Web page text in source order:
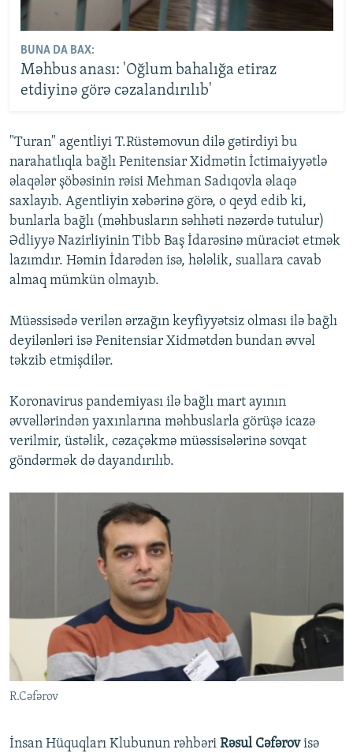
BUNA DA BAX:
Məhbus anası: 'Oğlum bahalığa etiraz
etdiyinə görə cəzalandırılıb'
"Turan" agentliyi T.Rüstəmovun dilə gətirdiyi bu
narahatlıqla bağlı Penitensiar Xidmətin İctimaiyyətlə
əlaqələr şöbəsinin rəisi Mehman Sadıqovla əlaqə
saxlayıb. Agentliyin xəbərinə görə, o qeyd edib ki,
bunlarla bağlı (məhbusların səhhəti nəzərdə tutulur)
Ədliyyə Nazirliyinin Tibb Baş İdarəsinə müraciət etmək
lazımdır. Həmin İdarədən isə, hələlik, suallara cavab
almaq mümkün olmayıb.
Müəssisədə verilən ərzağın keyfiyyətsiz olması ilə bağlı
deyilənləri isə Penitensiar Xidmətdən bundan əvvəl
təkzib etmişdilər.
Koronavirus pandemiyası ilə bağlı mart ayının
əvvəllərindən yaxınlarına məhbuslarla görüşə icazə
verilmir, üstəlik, cəzaçəkmə müəssisələrinə sovqat
göndərmək də dayandırılıb.
R.Cəfərov
İnsan Hüquqları Klubunun rəhbəri Rəsul Cəfərovisə